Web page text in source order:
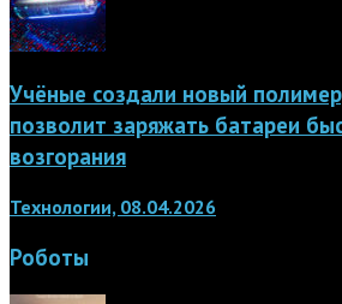
Учёные создали новый
позволит заряжать батареи
возгорания
Технологии, 08.04.2026
Роботы